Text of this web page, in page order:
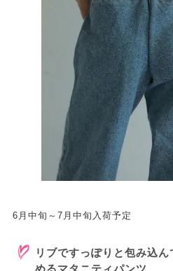
6月中旬～7月中旬入荷予定
リブですっぽりと包み込
めるマタニティパンツ